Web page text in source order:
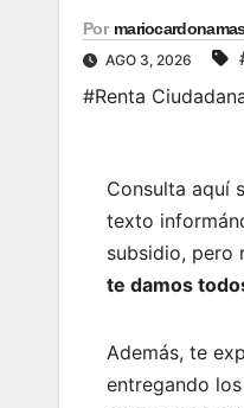
Por
AGO 3, 2026
#Renta
Consulta aquí
texto
subsidio, pero
te damos
Además, te
entregando